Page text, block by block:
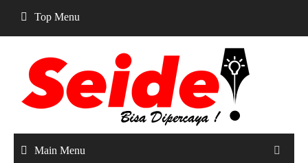
content
Top Menu
Main Menu